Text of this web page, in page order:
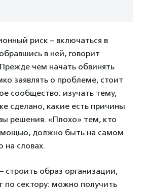
риск – включаться в
в ней, говорит
чем начать обвинять
заявлять о проблеме, стоит
сообщество: изучать тему,
сделано, какие есть причины
решения. «Плохо» тем, кто
должно быть на самом
на словах.
образ организации,
по сектору: можно получить